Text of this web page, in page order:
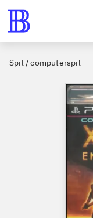
Spil / computerspil